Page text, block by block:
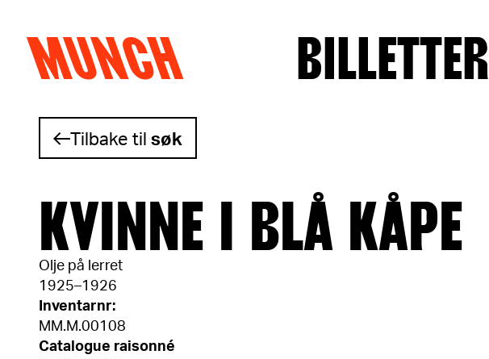
Hopp til innhold
MUNCH BILLETTER
Tilbake tilsøk
KVINNE I BLÅ KÅPE
Olje på lerret
1925–1926
Inventarnr:
MM.M.00108
Catalogue raisonné